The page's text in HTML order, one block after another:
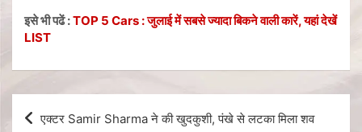
इसे भी पढें :TOP 5 Cars : जुलाई में सबसे ज्यादा बिकने वाली कारें, यहां देखें
LIST
एक्टर Samir Sharma ने की खुदकुशी, पंखे से लटका मिला शव